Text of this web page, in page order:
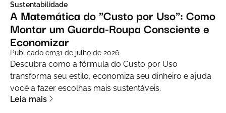
Sustentabilidade
A Matemática do "Custo por Uso": Como
Montar um Guarda-Roupa Consciente e
Economizar
Publicado em31 de julho de 2026
Descubra como a fórmula do Custo por Uso
transforma seu estilo, economiza seu dinheiro e ajuda
você a fazer escolhas mais sustentáveis.
Leia mais